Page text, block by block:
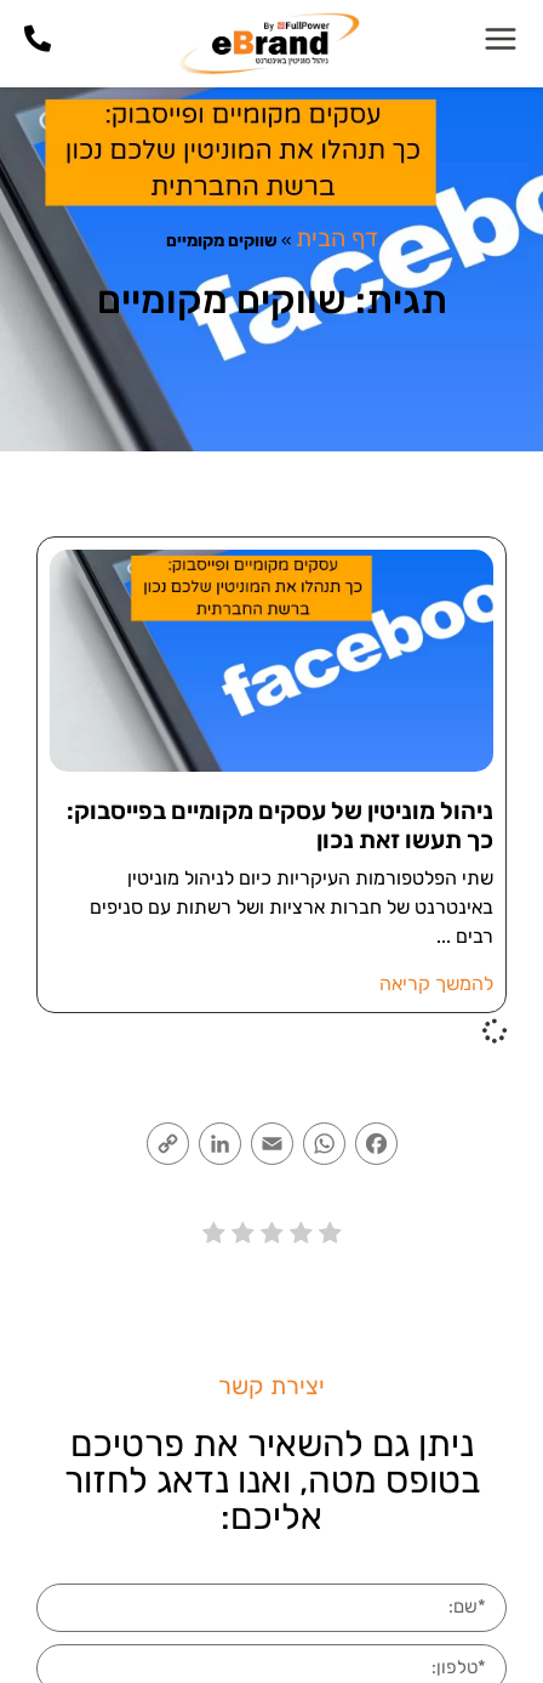
דף הבית » שווקים מקומיים
תגית: שווקים מקומיים
ניהול מוניטין של עסקים מקומיים בפייסבוק:
כך תעשו זאת נכון
שתי הפלטפורמות העיקריות כיום לניהול מוניטין
באינטרנט של חברות ארציות ושל רשתות עם סניפים
רבים
להמשך קריאה
Facebook
WhatsApp
Email
LinkedIn
יצירת קשר
ניתן גם להשאיר את פרטיכם
בטופס מטה, ואנו נדאג לחזור
אליכם: